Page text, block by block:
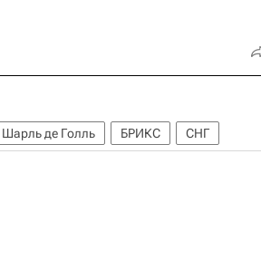
Шарль де Голль БРИКС СНГ